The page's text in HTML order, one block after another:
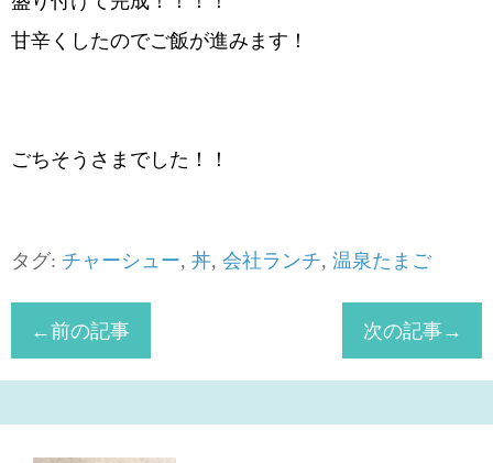
甘辛くしたのでご飯が進みます！
ごちそうさまでした！！
タグ: チャーシュー, 丼, 会社ランチ, 温泉たまご
←前の記事 次の記事→